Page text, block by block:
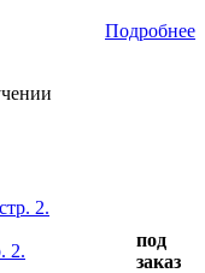
Подробнее
2.
2.
под
заказ